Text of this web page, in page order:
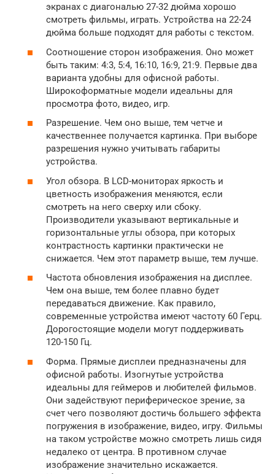
экранах с диагональю 27-32 дюйма хорошо
смотреть фильмы, играть. Устройства на 22-24
дюйма больше подходят для работы с текстом.
Соотношение сторон изображения. Оно может
быть таким: 4:3, 5:4, 16:10, 16:9, 21:9. Первые два
варианта удобны для офисной работы.
Широкоформатные модели идеальны для
просмотра фото, видео, игр.
Разрешение. Чем оно выше, тем четче и
качественнее получается картинка. При выборе
разрешения нужно учитывать габариты
устройства.
Угол обзора. В LCD-мониторах яркость и
цветность изображения меняются, если
смотреть на него сверху или сбоку.
Производители указывают вертикальные и
горизонтальные углы обзора, при которых
контрастность картинки практически не
снижается. Чем этот параметр выше, тем лучше.
Частота обновления изображения на дисплее.
Чем она выше, тем более плавно будет
передаваться движение. Как правило,
современные устройства имеют частоту 60 Герц.
Дорогостоящие модели могут поддерживать
120-150 Гц.
Форма. Прямые дисплеи предназначены для
офисной работы. Изогнутые устройства
идеальны для геймеров и любителей фильмов.
Они задействуют периферическое зрение, за
счет чего позволяют достичь большего эффекта
погружения в изображение, видео, игру. Фильмы
на таком устройстве можно смотреть лишь сидя
недалеко от центра. В противном случае
изображение значительно искажается.